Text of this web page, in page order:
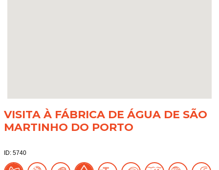
VISITA À FÁBRICA DE ÁGUA DE SÃO
MARTINHO DO PORTO
ID: 5740